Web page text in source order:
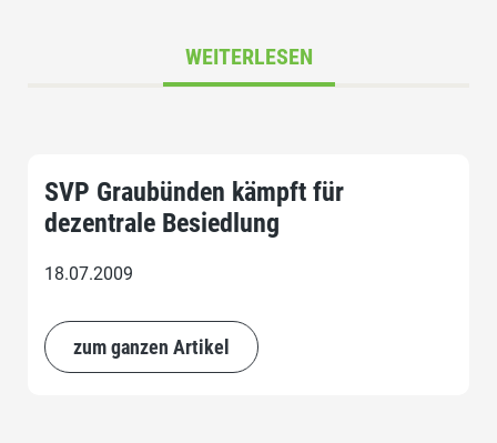
WEITERLESEN
SVP Graubünden kämpft für
dezentrale Besiedlung
18.07.2009
zum ganzen Artikel